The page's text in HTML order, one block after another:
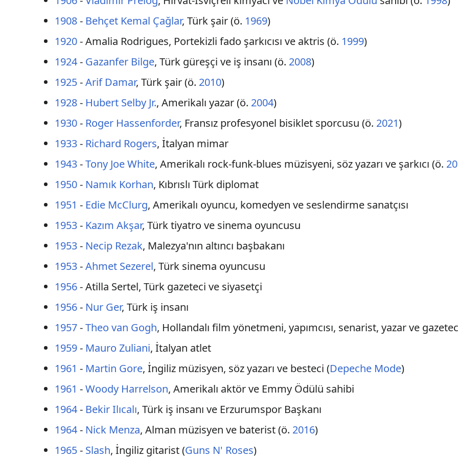
1908- Behçet Kemal Çağlar, Türk şair (ö. 1969)
1920- Amalia Rodrigues, Portekizli fado şarkıcısı ve aktris (ö. 1999)
1924- Gazanfer Bilge, Türk güreşçi ve iş insanı (ö. 2008)
1925-Arif Damar, Türk şair (ö. 2010)
1928- Hubert Selby Jr., Amerikalı yazar (ö. 2004)
1930- Roger Hassenforder, Fransız profesyonel bisiklet sporcusu (ö. 2021)
1933- Richard Rogers, İtalyan mimar
1943-Tony Joe White, Amerikalı rock-funk-blues müzisyeni, söz yazarı ve şarkıcı (ö.
1950- Namık Korhan, Kıbrıslı Türk diplomat
1951 - Edie McClurg, Amerikalı oyuncu, komedyen ve seslendirme sanatçısı
1953- Kazım Akşar, Türk tiyatro ve sinema oyuncusu
1953- Necip Rezak, Malezya'nın altıncı başbakanı
1953-Ahmet Sezerel, Türk sinema oyuncusu
1956- Atilla Sertel, Türk gazeteci ve siyasetçi
1956- Nur Ger, Türk iş insanı
1957-Theo van Gogh, Hollandalı film yönetmeni, yapımcısı, senarist, yazar ve
1959- Mauro Zuliani, İtalyan atlet
1961 - Martin Gore, İngiliz müzisyen, söz yazarı ve besteci (Depeche Mode)
1961 -Woody Harrelson, Amerikalı aktör ve Emmy Ödülü sahibi
1964- Bekir Ilıcalı, Türk iş insanı ve Erzurumspor Başkanı
1964- Nick Menza, Alman müzisyen ve baterist (ö. 2016)
1965- Slash, İngiliz gitarist (Guns N' Roses)